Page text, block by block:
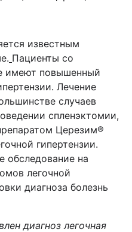
известным
Пациенты со
имеют повышенный
Лечение
случаев
спленэктомии,
Церезим®
гипертензии.
обследование на
легочной
диагноза болезнь
диагноз легочная